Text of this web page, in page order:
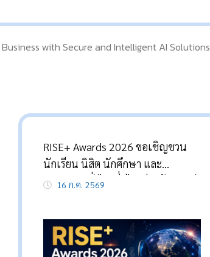
with Secure and Intelligent AI Solutions
RISE+ Awards 2026 ขอเชิญชวน
นักเรียน นิสิต นักศึกษา และ
ประชาชนทั่วไป ที่มีไอเดียสร้างสรรค์
16 ก.ค. 2569